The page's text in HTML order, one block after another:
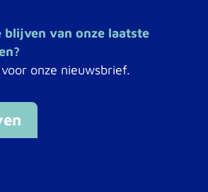
blijven van onze laatste
onze nieuwsbrief.